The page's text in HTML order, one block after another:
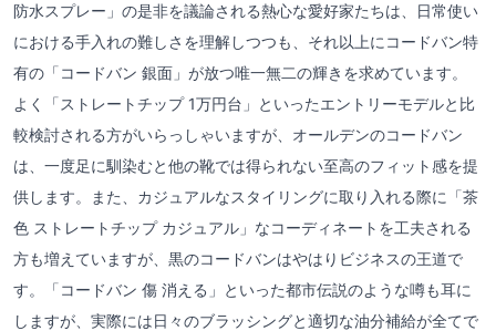
防水スプレー」の是非を議論される熱心な愛好家たちは、日常使い
における手入れの難しさを理解しつつも、それ以上にコードバン特
有の「コードバン 銀面」が放つ唯一無二の輝きを求めています。
よく「ストレートチップ 1万円台」といったエントリーモデルと比
較検討される方がいらっしゃいますが、オールデンのコードバン
は、一度足に馴染むと他の靴では得られない至高のフィット感を提
供します。また、カジュアルなスタイリングに取り入れる際に「茶
色 ストレートチップ カジュアル」なコーディネートを工夫される
方も増えていますが、黒のコードバンはやはりビジネスの王道で
す。「コードバン 傷 消える」といった都市伝説のような噂も耳に
しますが、実際には日々のブラッシングと適切な油分補給が全てで